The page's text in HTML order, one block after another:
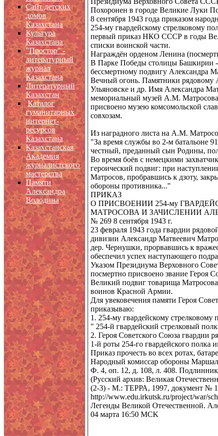
Сайт детских
домов
Казахстана
Культура
Казахстана
"Простор" -
литературный
журнал
Казахстана
Литературный
Казахстан
Каталог
гуманитарных
интернет-
ресурсов
Казахстана
Казахстанская
Академия
журналистского
мастерства
Памяти
Александра
Володина
Похоронен в городе Великие Луки
8 сентября 1943 года приказом
254-му гвардейскому стрелковому
первый приказ НКО СССР в годы
списки воинской части.
Награждён орденом Ленина
В Парке Победы столицы Башкирии
бессмертному подвигу Александра
Вечный огонь. Памятники рядовому
Ульяновске и др. Имя Александра
мемориальный музей А.М.
присвоено музею комсомольской
совхозам.
Из наградного листа на А.М.
"За время службы во 2-м батальоне
честный, преданный сын Родины,
Во время боёв с немецкими
героический подвиг: при
Матросов, пробравшись к дзоту,
обороны противника..."
ПРИКАЗ
О ПРИСВОЕНИИ 254-му
МАТРОСОВА И ЗАЧИСЛЕНИИ
№ 269 8 сентября 1943 г.
23 февраля 1943 года гвардии
дивизии Александр Матвеевич
дер. Чернушки, прорвавшись к
обеспечил успех наступающего
Указом Президиума Верховного
посмертно присвоено звание Героя
Великий подвиг товарища
воинов Красной Армии.
Для увековечения памяти Героя
приказываю:
1. 254-му гвардейскому стрелковому
" 254-й гвардейский стрелковый
2. Героя Советского Союза гвардии
1-й роты 254-го гвардейского полка
Приказ прочесть во всех ротах,
Народный комиссар обороны
Ф. 4, оп. 12, д. 108, л. 408.
(Русский архив: Великая
(2-3) - М.: ТЕРРА, 1997, документ №
http://www.edu.irkutsk.ru/project/war/
Легенды Великой Отечественной.
04 марта 16:50 MCK